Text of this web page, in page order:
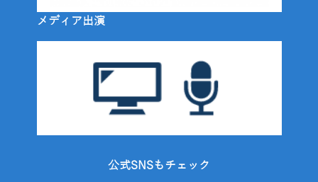
メディア出演
公式SNSもチェック